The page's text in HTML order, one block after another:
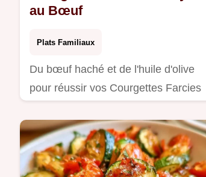
au Bœuf
Plats Familiaux
Du bœuf haché et de l'huile d'olive
pour réussir vos Courgettes Farcies